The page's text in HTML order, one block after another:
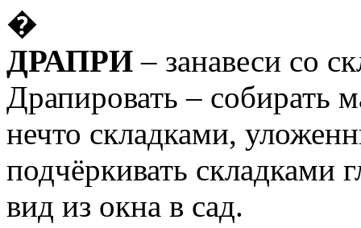
�
ДРАПРИ – занавеси со
Драпировать – собирать
нечто складками,
подчёркивать складками
вид из окна в сад.